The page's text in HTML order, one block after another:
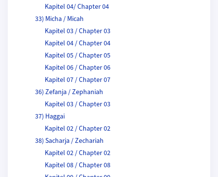
Kapitel 04/ Chapter 04
33) Micha / Micah
Kapitel 03 / Chapter 03
Kapitel 04 / Chapter 04
Kapitel 05 / Chapter 05
Kapitel 06 / Chapter 06
Kapitel 07 / Chapter 07
36) Zefanja / Zephaniah
Kapitel 03 / Chapter 03
37) Haggai
Kapitel 02 / Chapter 02
38) Sacharja / Zechariah
Kapitel 02 / Chapter 02
Kapitel 08 / Chapter 08